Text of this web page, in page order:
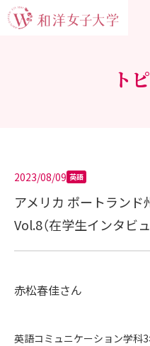
ト
2023/08/09 英語
アメリカ ポートランド
Vol.8（在学生インタビュ
赤松春佳さん
英語コミュニケーション学科3